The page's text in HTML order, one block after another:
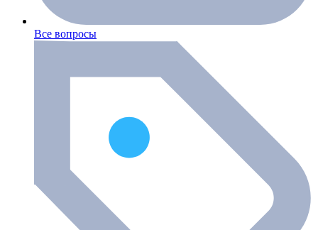
Все вопросы